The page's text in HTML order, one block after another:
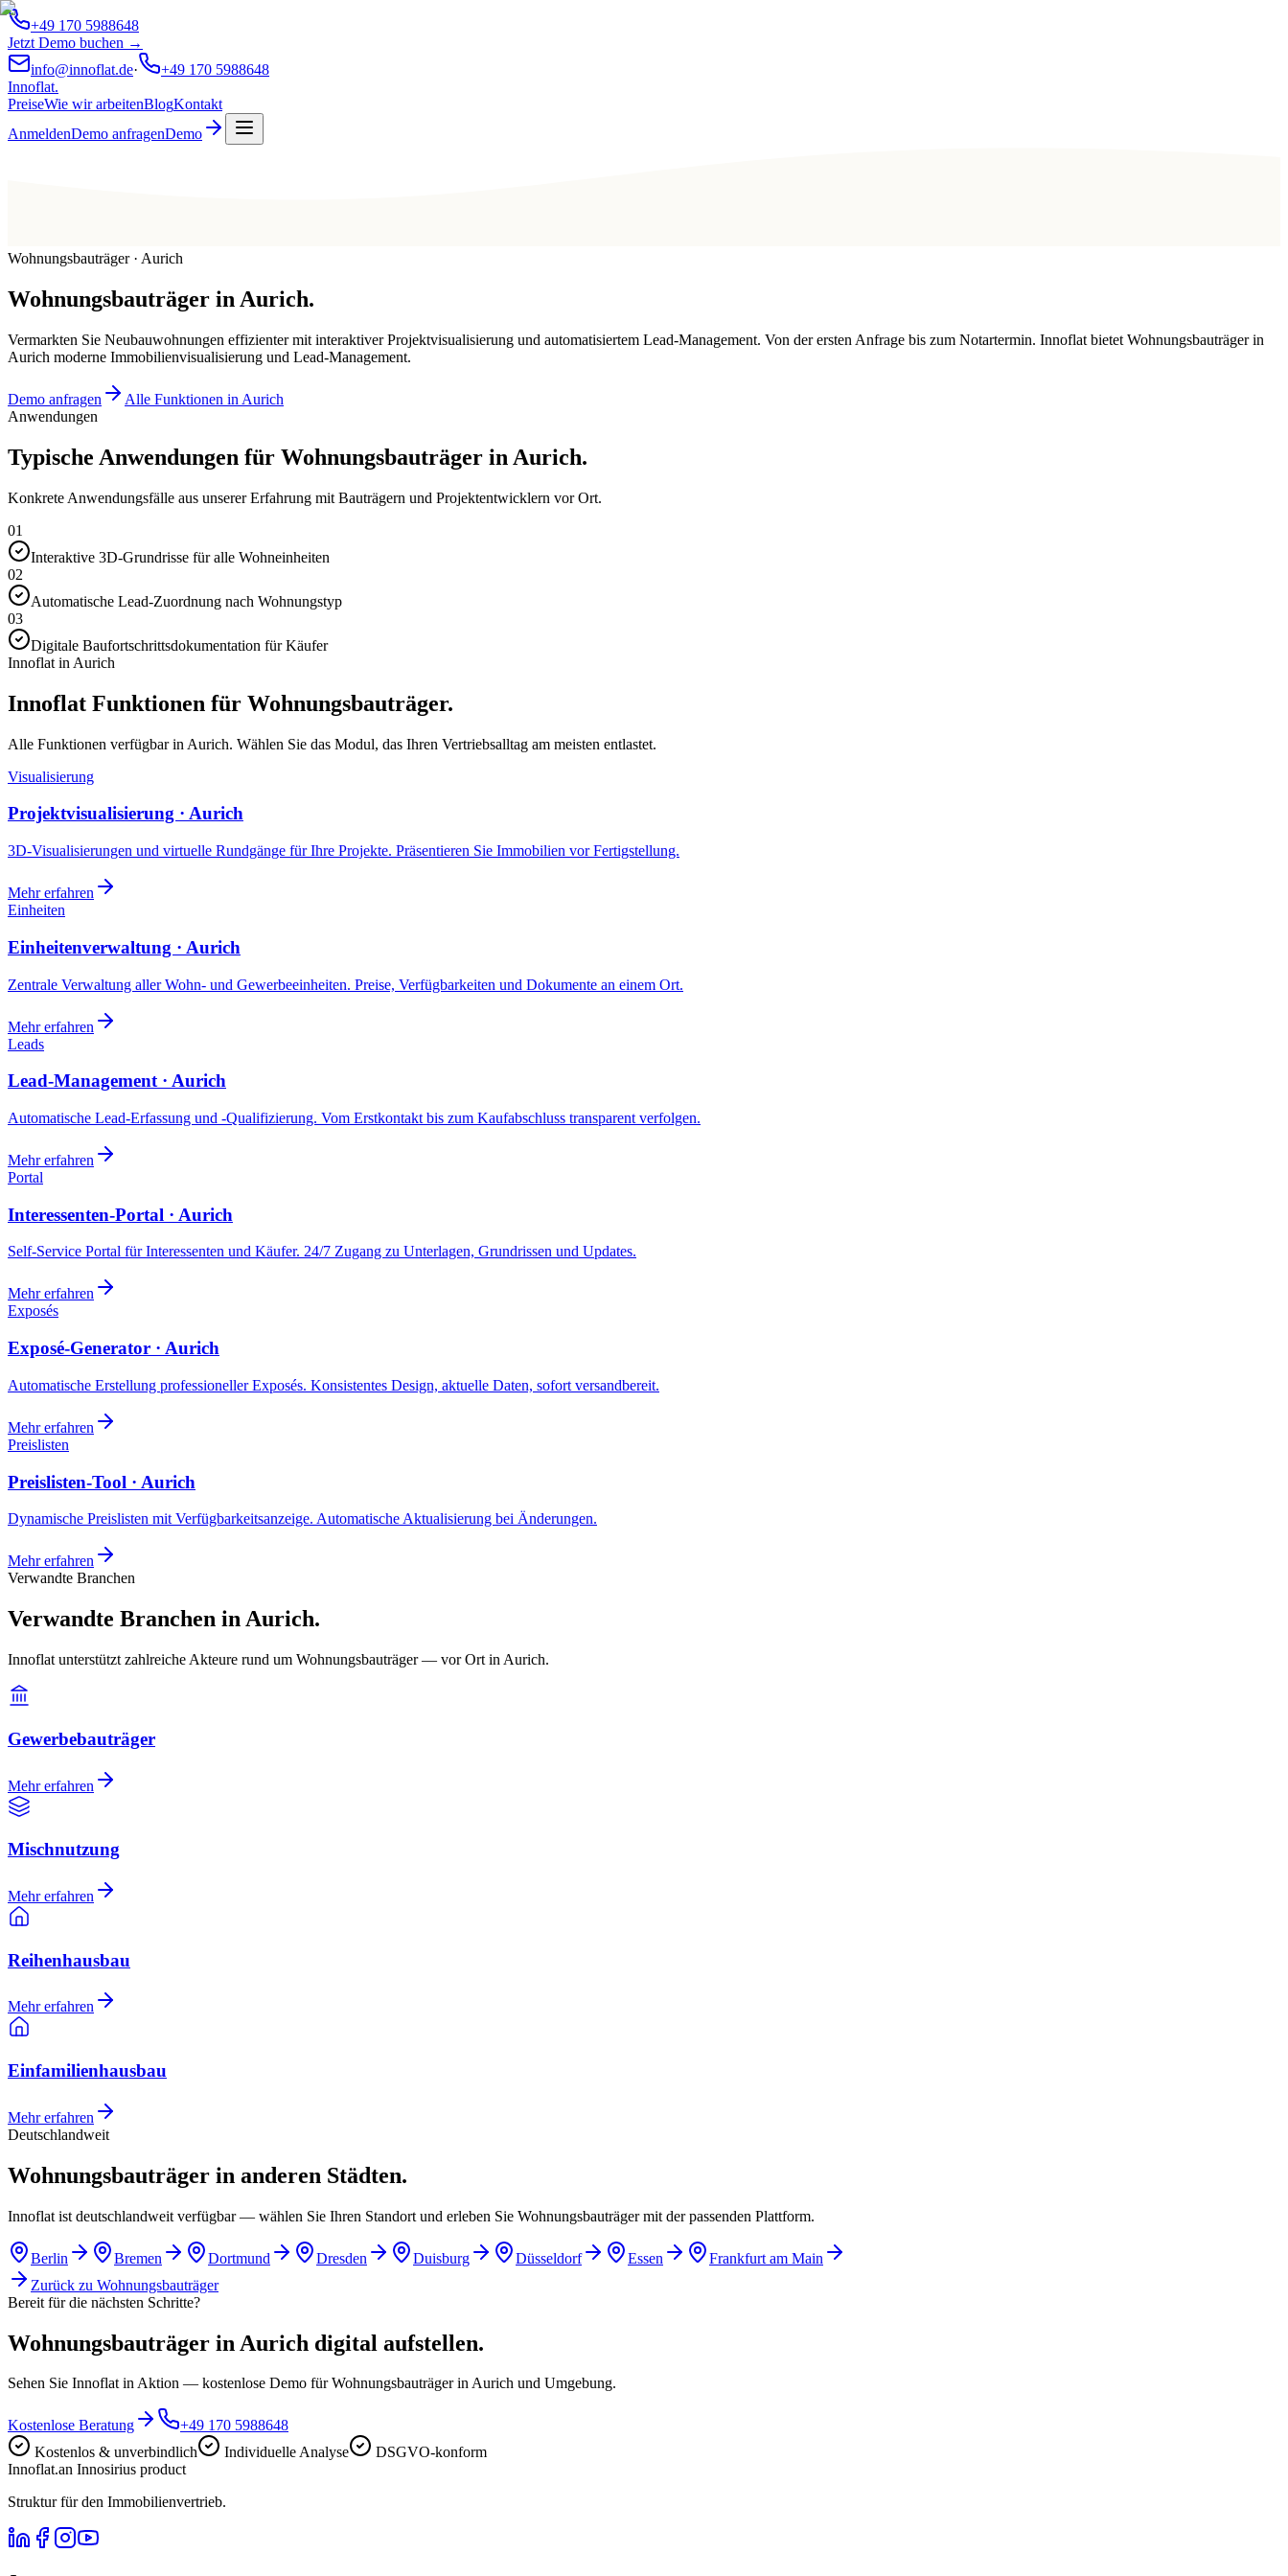
+49 170 5988648
Jetzt Demo buchen →
info@innoflat.de·
+49 170 5988648
Innoflat.
PreiseWie wir arbeitenBlogKontakt
AnmeldenDemo anfragenDemo
Wohnungsbauträger · Aurich
Wohnungsbauträger in Aurich.
Vermarkten Sie Neubauwohnungen effizienter mit interaktiver Projektvisualisierung und automatisiertem Lead-Management. Von der ersten Anfrage bis zum Notartermin. Innoflat bietet Wohnungsbauträger in
Aurich moderne Immobilienvisualisierung und Lead-Management.
Demo anfragen
Alle Funktionen in Aurich
Anwendungen
Typische Anwendungen für Wohnungsbauträger in Aurich.
Konkrete Anwendungsfälle aus unserer Erfahrung mit Bauträgern und Projektentwicklern vor Ort.
01
Interaktive 3D-Grundrisse für alle Wohneinheiten
02
Automatische Lead-Zuordnung nach Wohnungstyp
03
Digitale Baufortschrittsdokumentation für Käufer
Innoflat in Aurich
Innoflat Funktionen für Wohnungsbauträger.
Alle Funktionen verfügbar in Aurich. Wählen Sie das Modul, das Ihren Vertriebsalltag am meisten entlastet.
Visualisierung
Projektvisualisierung · Aurich
3D-Visualisierungen und virtuelle Rundgänge für Ihre Projekte. Präsentieren Sie Immobilien vor Fertigstellung.
Mehr erfahren
Einheiten
Einheitenverwaltung · Aurich
Zentrale Verwaltung aller Wohn- und Gewerbeeinheiten. Preise, Verfügbarkeiten und Dokumente an einem Ort.
Mehr erfahren
Leads
Lead-Management · Aurich
Automatische Lead-Erfassung und -Qualifizierung. Vom Erstkontakt bis zum Kaufabschluss transparent verfolgen.
Mehr erfahren
Portal
Interessenten-Portal · Aurich
Self-Service Portal für Interessenten und Käufer. 24/7 Zugang zu Unterlagen, Grundrissen und Updates.
Mehr erfahren
Exposés
Exposé-Generator · Aurich
Automatische Erstellung professioneller Exposés. Konsistentes Design, aktuelle Daten, sofort versandbereit.
Mehr erfahren
Preislisten
Preislisten-Tool · Aurich
Dynamische Preislisten mit Verfügbarkeitsanzeige. Automatische Aktualisierung bei Änderungen.
Mehr erfahren
Verwandte Branchen
Verwandte Branchen in Aurich.
Innoflat unterstützt zahlreiche Akteure rund um Wohnungsbauträger — vor Ort in Aurich.
Gewerbebauträger
Mehr erfahren
Mischnutzung
Mehr erfahren
Reihenhausbau
Mehr erfahren
Einfamilienhausbau
Mehr erfahren
Deutschlandweit
Wohnungsbauträger in anderen Städten.
Innoflat ist deutschlandweit verfügbar — wählen Sie Ihren Standort und erleben Sie Wohnungsbauträger mit der passenden Plattform.
Berlin Bremen Dortmund Dresden Duisburg Düsseldorf Essen
Frankfurt am Main
Zurück zu Wohnungsbauträger
Bereit für die nächsten Schritte?
Wohnungsbauträger in Aurich digital aufstellen.
Sehen Sie Innoflat in Aktion — kostenlose Demo für Wohnungsbauträger in Aurich und Umgebung.
Kostenlose Beratung
+49 170 5988648
Kostenlos & unverbindlich
Individuelle Analyse
DSGVO-konform
Innoflat.an Innosirius product
Struktur für den Immobilienvertrieb.